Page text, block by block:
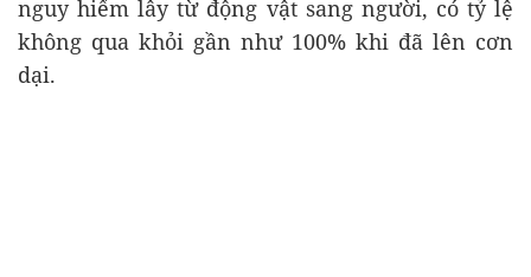
nguy hiểm lây từ động vật sang người, có tỷ lệ
không qua khỏi gần như 100% khi đã lên cơn
dại.